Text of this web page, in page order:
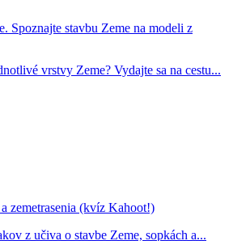
Spoznajte stavbu Zeme na modeli z
vrstvy Zeme? Vydajte sa na cestu...
zemetrasenia (kvíz Kahoot!)
z učiva o stavbe Zeme, sopkách a...